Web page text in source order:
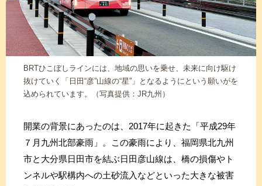
BRTひこぼしラインには、地域の思いを乗せ、未来に向け駆け
抜けていく「日田“彦”山線の“星”」となるようにという願いがを
込められています。（写真提供：JR九州）
開業の背景にあったのは、2017年に起きた「平成29年
７月九州北部豪雨」。この豪雨により、福岡県北九州
市と大分県日田市を結ぶ日田彦山線は、橋の損傷やト
ンネルや駅構内への土砂流入などといった大きな被害